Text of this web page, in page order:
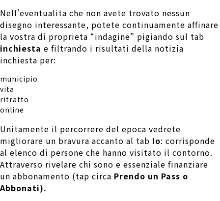
Nell’eventualita che non avete trovato nessun
disegno interessante, potete continuamente affinare
la vostra di proprieta “indagine” pigiando sul tab
inchiesta e filtrando i risultati della notizia
inchiesta per:
municipio
vita
ritratto
online
Unitamente il percorrere del epoca vedrete
migliorare un bravura accanto al tab Io: corrisponde
al elenco di persone che hanno visitato il contorno.
Attraverso rivelare chi sono e essenziale finanziare
un abbonamento (tap circa Prendo un Pass o
Abbonati).